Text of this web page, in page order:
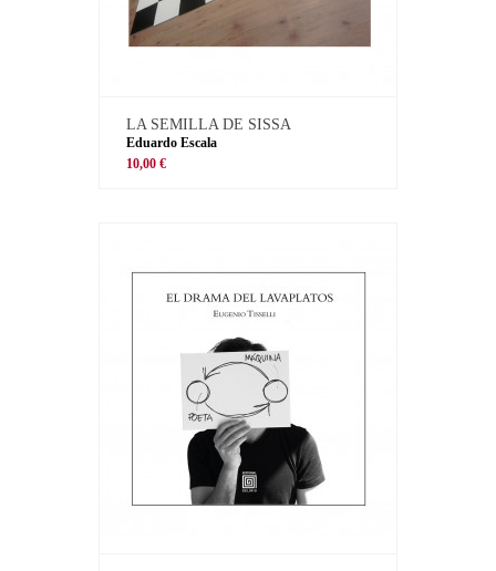
LA SEMILLA DE SISSA
Eduardo Escala
10,00 €